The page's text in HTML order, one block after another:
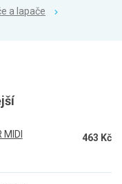
a lapače
463 Kč